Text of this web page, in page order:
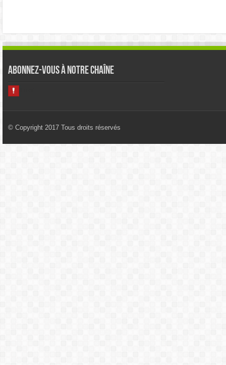
Abonnez-vous à notre chaîne
© Copyright 2017 Tous droits réservés